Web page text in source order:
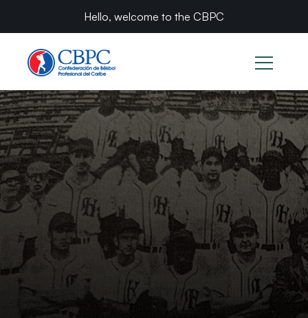
Hello, welcome to the CBPC